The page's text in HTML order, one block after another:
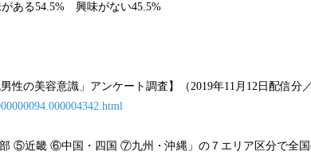
ある54.5% 興味がない45.5%
性の美容意識」アンケート調査】（2019年11月12日配信分
⑤近畿 ⑥中国・四国 ⑦九州・沖縄」の７エリア区分で全国